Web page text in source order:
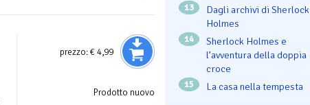
prezzo:€ 4,99
Prodotto nuovo
13
Dagli archivi di Sherlock
Holmes
14
Sherlock Holmes e
l’avventura della doppia
croce
15 La casa nella tempesta